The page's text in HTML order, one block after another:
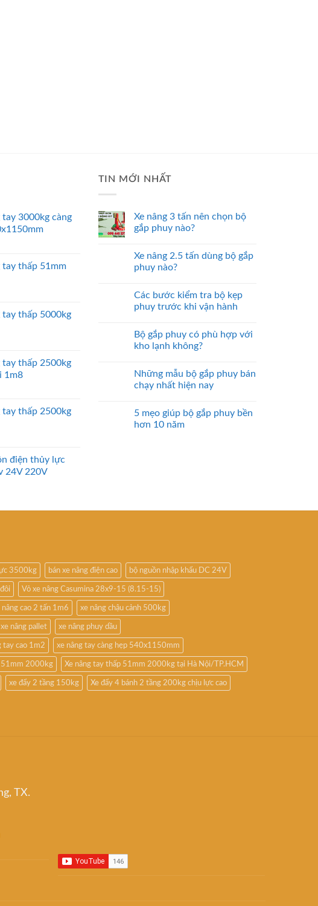
tay 3000kg càng
tay thấp 51mm
tay thấp 5000kg
tay thấp 2500kg
1m8
tay thấp 2500kg
điện thủy lực
24V 220V
TIN MỚI NHẤT
Xe nâng 3 tấn nên chọn bộ
gắp phuy nào?
Xe nâng 2.5 tấn dùng bộ gắp
phuy nào?
Các bước kiểm tra bộ kẹp
phuy trước khi vận hành
Bộ gắp phuy có phù hợp với
kho lạnh không?
Những mẫu bộ gắp phuy bán
chạy nhất hiện nay
5 mẹo giúp bộ gắp phuy bền
hơn 10 năm
3500kg bán xe nâng điện cao bộ nguồn nhập khẩu DC 24V
Vỏ xe nâng Casumina 28x9-15 (8.15-15)
nâng cao 2 tấn 1m6 xe nâng chậu cảnh 500kg
xe nâng pallet xe nâng phuy dầu
tay cao 1m2 xe nâng tay càng hẹp 540x1150mm
51mm 2000kg Xe nâng tay thấp 51mm 2000kg tại Hà Nội/TP.HCM
xe đẩy 2 tầng 150kg Xe đẩy 4 bánh 2 tầng 200kg chịu lực cao
TX.